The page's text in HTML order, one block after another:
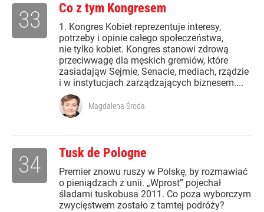
Co z tym Kongresem
1. Kongres Kobiet reprezentuje interesy,
potrzeby i opinie całego społeczeństwa,
nie tylko kobiet. Kongres stanowi zdrową
przeciwwagę dla męskich gremiów, które
zasiadająw Sejmie, Senacie, mediach, rządzie
i w instytucjach zarządzających biznesem....
33
Magdalena Środa
Tusk de Pologne
Premier znowu ruszy w Polskę, by rozmawiać
o pieniądzach z unii. „Wprost” pojechał
śladami tuskobusa 2011. Co poza wyborczym
zwycięstwem zostało z tamtej podróży?
34